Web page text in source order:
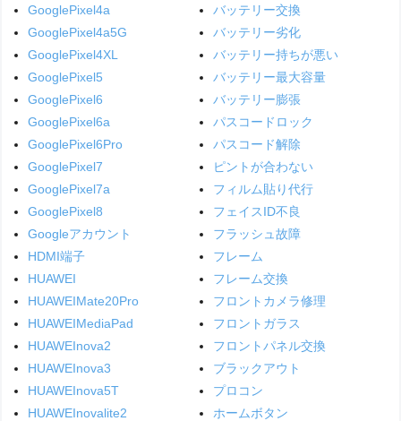
GooglePixel4a
GooglePixel4a5G
GooglePixel4XL
GooglePixel5
GooglePixel6
GooglePixel6a
GooglePixel6Pro
GooglePixel7
GooglePixel7a
GooglePixel8
Googleアカウント
HDMI端子
HUAWEI
HUAWEIMate20Pro
HUAWEIMediaPad
HUAWEInova2
HUAWEInova3
HUAWEInova5T
HUAWEInovalite2
バッテリー交換
バッテリー劣化
バッテリー持ちが悪い
バッテリー最大容量
バッテリー膨張
パスコードロック
パスコード解除
ピントが合わない
フィルム貼り代行
フェイスID不良
フラッシュ故障
フレーム
フレーム交換
フロントカメラ修理
フロントガラス
フロントパネル交換
ブラックアウト
プロコン
ホームボタン